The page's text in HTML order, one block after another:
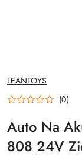
NAZWA
PRODUCENTA:
LEANTOYS
(0)
Auto Na
808 24V